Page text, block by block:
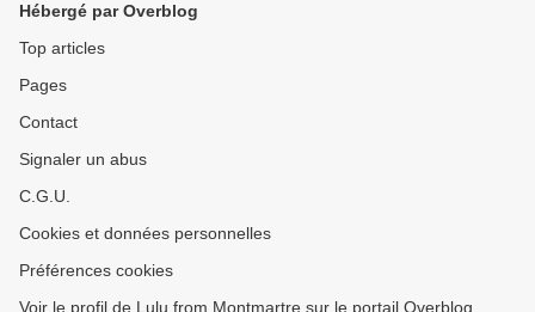
Hébergé par Overblog
Top articles
Pages
Contact
Signaler un abus
C.G.U.
Cookies et données personnelles
Préférences cookies
Voir le profil de Lulu from Montmartre sur le portail Overblog